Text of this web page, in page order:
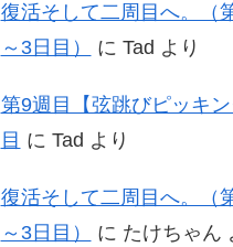
復活そして二周目へ。（
～3日目）
に Tad より
第9週目【弦跳びピッキ
目 に Tad より
復活そして二周目へ。（
～3日目）
に たけちゃん